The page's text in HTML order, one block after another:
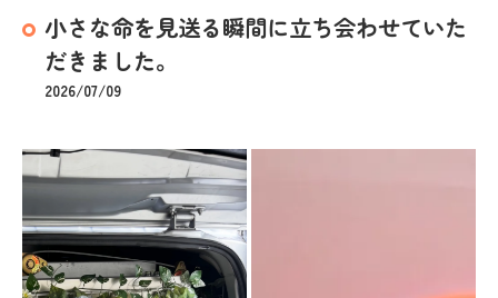
小さな命を見送る瞬間に立ち会わせていた
だきました。
2026/07/09